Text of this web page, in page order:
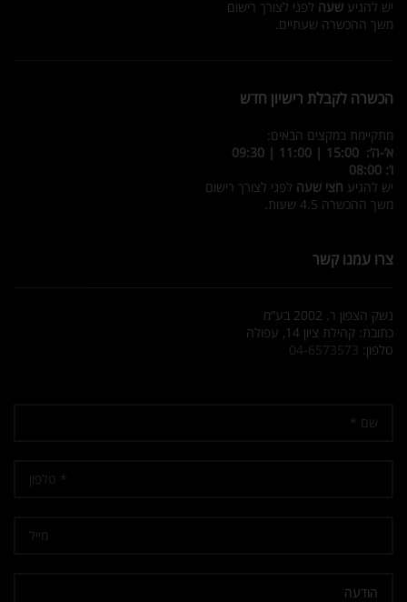
יש להגיע שעה לפני לצורך רישום
משך ההכשרה שעתיים.
הכשרה לקבלת רישיון חדש
מתקיימת במקצים הבאים:
א’-ה’: 15:00 | 11:00 | 09:30
ו’: 08:00
יש להגיע חצי שעה לפני לצורך רישום
משך ההכשרה 4.5 שעות.
צרו עמנו קשר
נשק הצפון ר. 2002 בע”מ
כתובת: קהילת ציון 14, עפולה
טלפון: 04-6573573